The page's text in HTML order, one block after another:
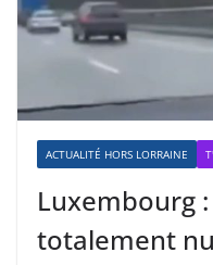
ACTUALITÉ HORS LORRAINE
Luxembourg
totalement